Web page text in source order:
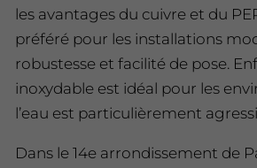
les avantages du cuivre et du
préféré pour les installations
robustesse et facilité de pose.
inoxydable est idéal pour les
l’eau est particulièrement
Dans le 14e arrondissement de